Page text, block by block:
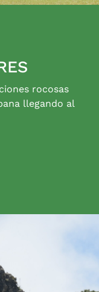
rocosas
llegando al